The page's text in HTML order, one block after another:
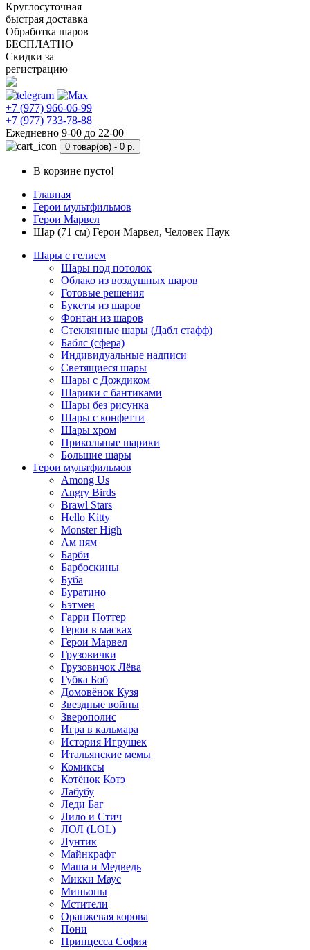
Круглосуточная
быстрая доставка
Обработка шаров
БЕСПЛАТНО
Скидки за
регистрацию
+7 (977) 966-06-99
+7 (977) 733-78-88
Ежедневно 9-00 до 22-00
0 товар(ов) - 0 р.
В корзине пусто!
Главная
Герои мультфильмов
Герои Марвел
Шар (71 см) Герои Марвел, Человек Паук
Шары с гелием
Шары под потолок
Облако из воздушных шаров
Готовые решения
Букеты из шаров
Фонтан из шаров
Стеклянные шары (Дабл стафф)
Баблс (сфера)
Индивидуальные надписи
Светящиеся шары
Шары с Дождиком
Шарики с бантиками
Шары без рисунка
Шары с конфетти
Шары хром
Прикольные шарики
Большие шары
Герои мультфильмов
Among Us
Angry Birds
Brawl Stars
Hello Kitty
Monster High
Ам ням
Барби
Барбоскины
Буба
Буратино
Бэтмен
Гарри Поттер
Герои в масках
Герои Марвел
Грузовички
Грузовичок Лёва
Губка Боб
Домовёнок Кузя
Звездные войны
Зверополис
Игра в кальмара
История Игрушек
Итальянские мемы
Комиксы
Котёнок Котэ
Лабубу
Леди Баг
Лило и Стич
ЛОЛ (LOL)
Лунтик
Майнкрафт
Маша и Медведь
Микки Маус
Миньоны
Мстители
Оранжевая корова
Пони
Принцесса София